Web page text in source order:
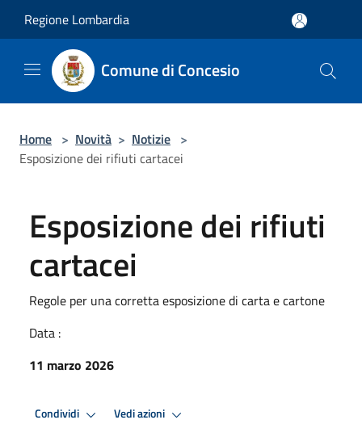
Regione Lombardia
Comune di Concesio
Home > Novità > Notizie >
Esposizione dei rifiuti cartacei
Esposizione dei rifiuti
cartacei
Regole per una corretta esposizione di carta e cartone
Data :
11 marzo 2026
Condividi Vedi azioni